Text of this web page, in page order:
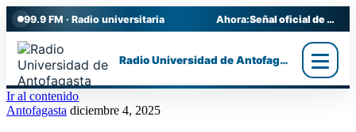
99.9 FM · Radio universitaria Ahora: Señal oficial de Radio UA
Radio Universidad de Antofagasta
Ir al contenido
Antofagasta diciembre 4, 2025